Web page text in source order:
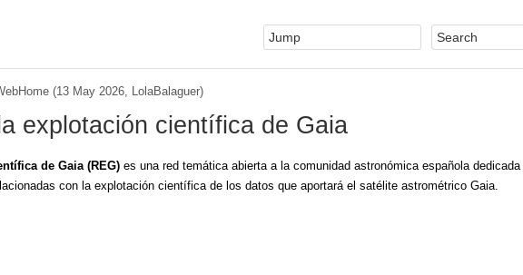
(13 May 2026, LolaBalaguer)
explotación científica de Gaia
de Gaia (REG) es una red temática abierta a la comunidad astronómica española
con la explotación científica de los datos que aportará el satélite astrométrico Gaia.